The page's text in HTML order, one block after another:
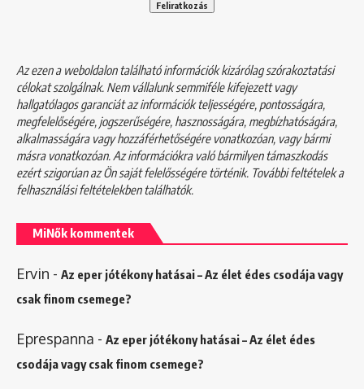
Az ezen a weboldalon található információk kizárólag szórakoztatási
célokat szolgálnak. Nem vállalunk semmiféle kifejezett vagy
hallgatólagos garanciát az információk teljességére, pontosságára,
megfelelőségére, jogszerűségére, hasznosságára, megbízhatóságára,
alkalmasságára vagy hozzáférhetőségére vonatkozóan, vagy bármi
másra vonatkozóan. Az információkra való bármilyen támaszkodás
ezért szigorúan az Ön saját felelősségére történik. További feltételek a
felhasználási feltételekbentalálhatók.
MiNők kommentek
Ervin - Az eper jótékony hatásai – Az élet édes csodája vagy
csak finom csemege?
Eprespanna - Az eper jótékony hatásai – Az élet édes
csodája vagy csak finom csemege?